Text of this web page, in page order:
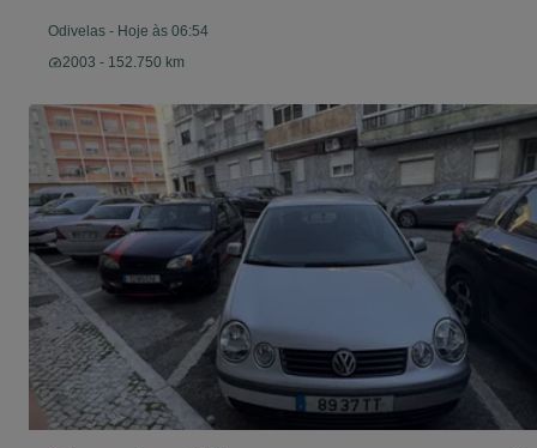
Odivelas - Hoje às 06:54
2003 - 152.750 km